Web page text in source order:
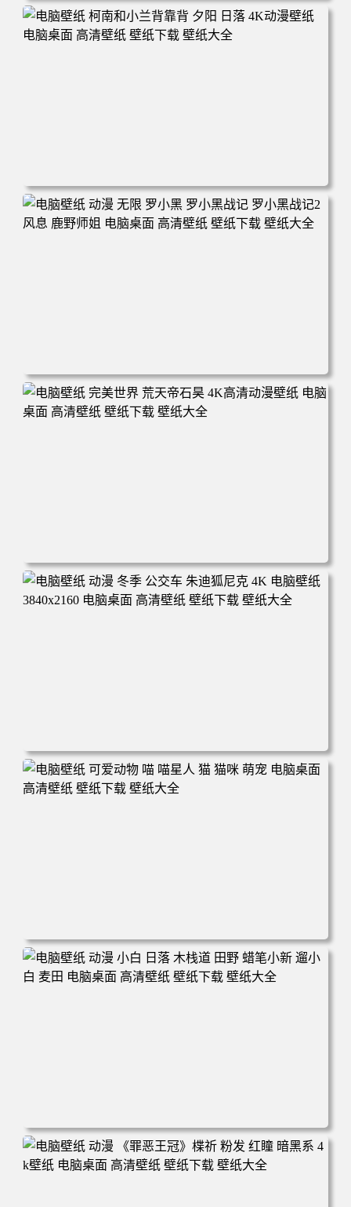
电脑壁纸 动漫 兔子朱迪 狐狸尼克 疯狂动物城 秋叶 秋天森
林 蓝天 4k壁纸 电脑桌面 高清壁纸 壁纸下载 壁纸大全
电脑壁纸 柯南和小兰背靠背 夕阳 日落 4K动漫壁纸 电脑桌
面 高清壁纸 壁纸下载 壁纸大全
电脑壁纸 动漫 无限 罗小黑 罗小黑战记 罗小黑战记2 风息
鹿野师姐 电脑桌面 高清壁纸 壁纸下载 壁纸大全
电脑壁纸 完美世界 荒天帝石昊 4K高清动漫壁纸 电脑桌面
高清壁纸 壁纸下载 壁纸大全
电脑壁纸 动漫 冬季 公交车 朱迪狐尼克 4K 电脑壁纸 3840x2
160 电脑桌面 高清壁纸 壁纸下载 壁纸大全
电脑壁纸 可爱动物 喵 喵星人 猫 猫咪 萌宠 电脑桌面 高清壁
纸 壁纸下载 壁纸大全
电脑壁纸 动漫 小白 日落 木栈道 田野 蜡笔小新 遛小白 麦田
电脑桌面 高清壁纸 壁纸下载 壁纸大全